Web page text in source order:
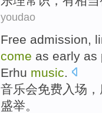
youdao
Free admission
come as early as
Erhu music
音乐会免费 入场 ，
盛举。